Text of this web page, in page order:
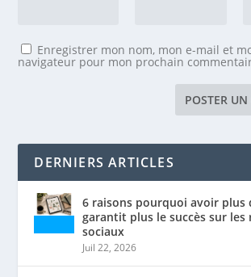
Enregistrer mon nom, mon e-mail et
navigateur pour mon prochain
DERNIERS ARTICLES
6 raisons pourquoi avoir plus
garantit plus le succès sur les
sociaux
Juil 22, 2026